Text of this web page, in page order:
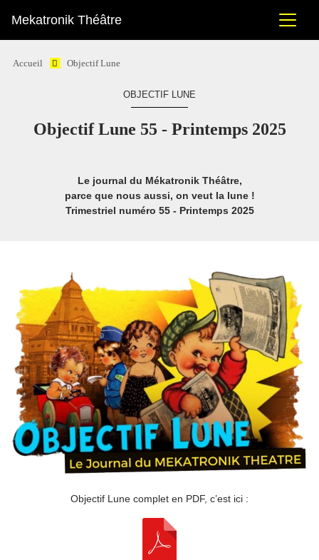
Mekatronik Théâtre
Accueil Objectif Lune
OBJECTIF LUNE
Objectif Lune 55 - Printemps 2025
Le journal du Mékatronik Théâtre,
parce que nous aussi, on veut la lune !
Trimestriel numéro 55 - Printemps 2025
Objectif Lune complet en PDF, c’est ici :